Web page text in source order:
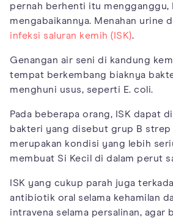
pernah berhenti itu mengganggu,
mengabaikannya. Menahan urine
infeksi saluran kemih (ISK).
Genangan air seni di kandung
tempat berkembang biaknya
menghuni usus, seperti E. coli.
Pada beberapa orang, ISK dapat
bakteri yang disebut grup B strep
merupakan kondisi yang lebih
membuat Si Kecil di dalam perut
ISK yang cukup parah juga
antibiotik oral selama kehamilan
intravena selama persalinan, agar